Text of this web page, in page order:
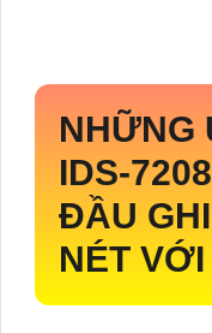
NHỮNG
IDS-
ĐẦU
NÉT